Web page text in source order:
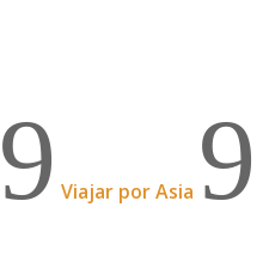
9 Viajar por Asia 9